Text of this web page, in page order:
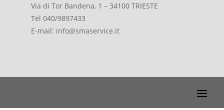
Via di Tor Bandena, 1 – 34100 TRIESTE
Tel 040/9897433
E-mail: info@smaservice.it